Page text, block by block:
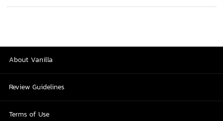
About Vanilla
Review Guidelines
Terms of Use